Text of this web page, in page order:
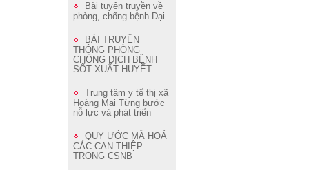
Bài tuyên truyền về
phòng, chống bệnh Dại
BÀI TRUYỀN
THÔNG PHÒNG
CHỐNG DỊCH BỆNH
SỐT XUẤT HUYẾT
Trung tâm y tế thị xã
Hoàng Mai Từng bước
nỗ lực và phát triển
QUY ƯỚC MÃ HOÁ
CÁC CAN THIỆP
TRONG CSNB